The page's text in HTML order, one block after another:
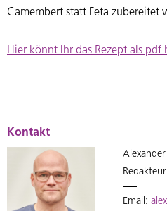
Camembert statt Feta zubereitet
Hier könnt Ihr das Rezept als pdf
Kontakt
Alexander
Email: